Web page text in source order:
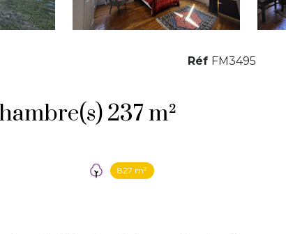
Maison 10 pièce(s) 7 chambre(s) 237 m²
827 m²
Réf FM3495